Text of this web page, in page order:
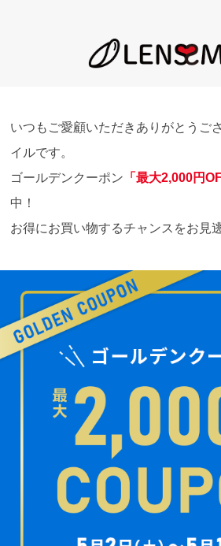
いつもご愛顧いただきありがとうご
イルです。
ゴールデンクーポン 「最大2,000円
中！
お得にお買い物するチャンスをお見